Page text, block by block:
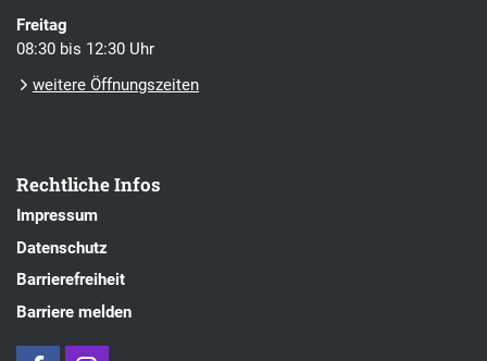
Freitag
08:30 bis 12:30 Uhr
weitere Öffnungszeiten
Rechtliche Infos
Impressum
Datenschutz
Barrierefreiheit
Barriere melden